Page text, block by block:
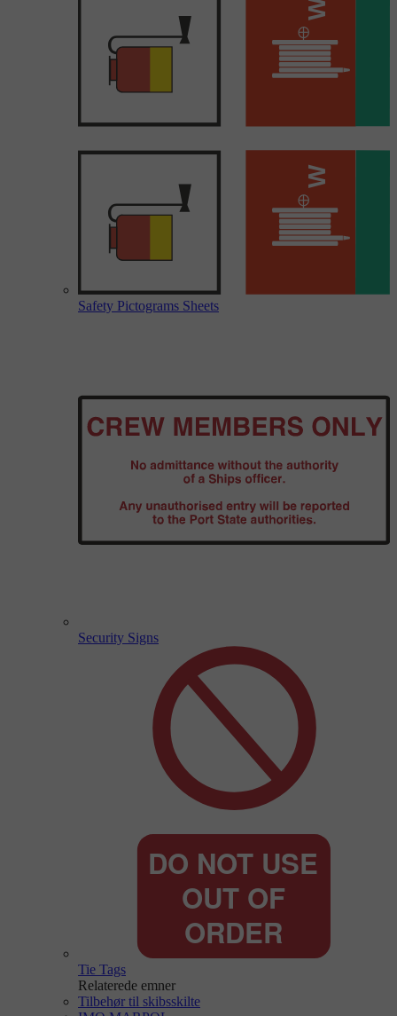
Safety Pictograms Sheets
Security Signs
Tie Tags
Relaterede emner
Tilbehør til skibsskilte